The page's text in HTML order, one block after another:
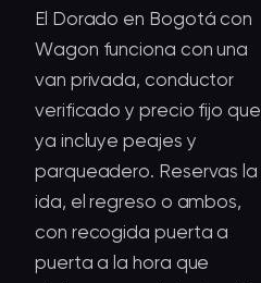
El Dorado en Bogotá con
Wagon funciona con una
van privada, conductor
verificado y precio fijo que
ya incluye peajes y
parqueadero. Reservas la
ida, el regreso o ambos,
con recogida puerta a
puerta a la hora que